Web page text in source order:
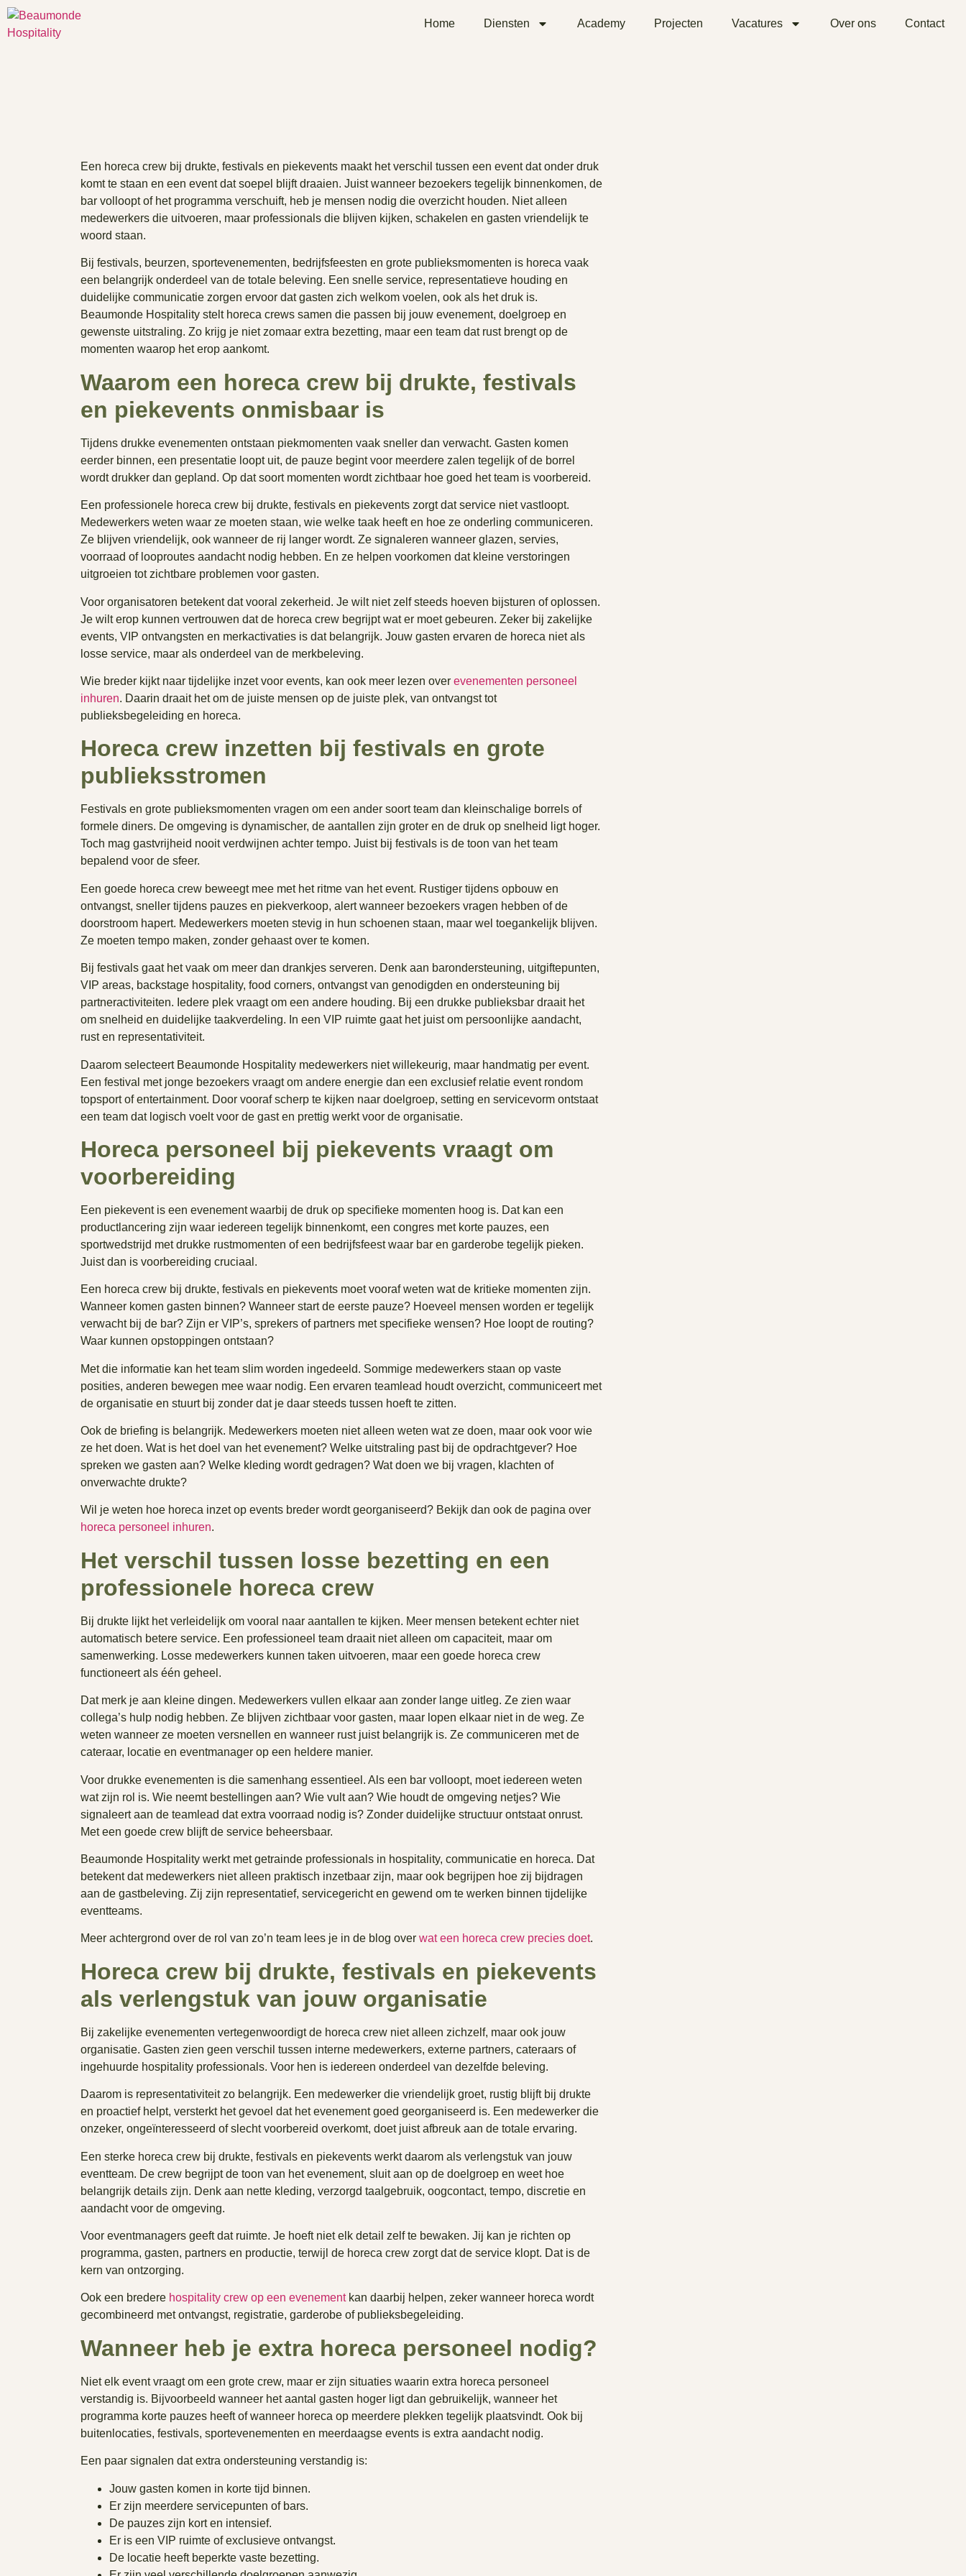
Home Diensten Academy Projecten Vacatures Over ons Contact
Een horeca crew bij drukte, festivals en piekevents maakt het verschil tussen een event dat onder druk
komt te staan en een event dat soepel blijft draaien. Juist wanneer bezoekers tegelijk binnenkomen, de
bar volloopt of het programma verschuift, heb je mensen nodig die overzicht houden. Niet alleen
medewerkers die uitvoeren, maar professionals die blijven kijken, schakelen en gasten vriendelijk te
woord staan.
Bij festivals, beurzen, sportevenementen, bedrijfsfeesten en grote publieksmomenten is horeca vaak
een belangrijk onderdeel van de totale beleving. Een snelle service, representatieve houding en
duidelijke communicatie zorgen ervoor dat gasten zich welkom voelen, ook als het druk is.
Beaumonde Hospitality stelt horeca crews samen die passen bij jouw evenement, doelgroep en
gewenste uitstraling. Zo krijg je niet zomaar extra bezetting, maar een team dat rust brengt op de
momenten waarop het erop aankomt.
Waarom een horeca crew bij drukte, festivals
en piekevents onmisbaar is
Tijdens drukke evenementen ontstaan piekmomenten vaak sneller dan verwacht. Gasten komen
eerder binnen, een presentatie loopt uit, de pauze begint voor meerdere zalen tegelijk of de borrel
wordt drukker dan gepland. Op dat soort momenten wordt zichtbaar hoe goed het team is voorbereid.
Een professionele horeca crew bij drukte, festivals en piekevents zorgt dat service niet vastloopt.
Medewerkers weten waar ze moeten staan, wie welke taak heeft en hoe ze onderling communiceren.
Ze blijven vriendelijk, ook wanneer de rij langer wordt. Ze signaleren wanneer glazen, servies,
voorraad of looproutes aandacht nodig hebben. En ze helpen voorkomen dat kleine verstoringen
uitgroeien tot zichtbare problemen voor gasten.
Voor organisatoren betekent dat vooral zekerheid. Je wilt niet zelf steeds hoeven bijsturen of oplossen.
Je wilt erop kunnen vertrouwen dat de horeca crew begrijpt wat er moet gebeuren. Zeker bij zakelijke
events, VIP ontvangsten en merkactivaties is dat belangrijk. Jouw gasten ervaren de horeca niet als
losse service, maar als onderdeel van de merkbeleving.
Wie breder kijkt naar tijdelijke inzet voor events, kan ook meer lezen over evenementen personeel
inhuren. Daarin draait het om de juiste mensen op de juiste plek, van ontvangst tot
publieksbegeleiding en horeca.
Horeca crew inzetten bij festivals en grote
publieksstromen
Festivals en grote publieksmomenten vragen om een ander soort team dan kleinschalige borrels of
formele diners. De omgeving is dynamischer, de aantallen zijn groter en de druk op snelheid ligt hoger.
Toch mag gastvrijheid nooit verdwijnen achter tempo. Juist bij festivals is de toon van het team
bepalend voor de sfeer.
Een goede horeca crew beweegt mee met het ritme van het event. Rustiger tijdens opbouw en
ontvangst, sneller tijdens pauzes en piekverkoop, alert wanneer bezoekers vragen hebben of de
doorstroom hapert. Medewerkers moeten stevig in hun schoenen staan, maar wel toegankelijk blijven.
Ze moeten tempo maken, zonder gehaast over te komen.
Bij festivals gaat het vaak om meer dan drankjes serveren. Denk aan barondersteuning, uitgiftepunten,
VIP areas, backstage hospitality, food corners, ontvangst van genodigden en ondersteuning bij
partneractiviteiten. Iedere plek vraagt om een andere houding. Bij een drukke publieksbar draait het
om snelheid en duidelijke taakverdeling. In een VIP ruimte gaat het juist om persoonlijke aandacht,
rust en representativiteit.
Daarom selecteert Beaumonde Hospitality medewerkers niet willekeurig, maar handmatig per event.
Een festival met jonge bezoekers vraagt om andere energie dan een exclusief relatie event rondom
topsport of entertainment. Door vooraf scherp te kijken naar doelgroep, setting en servicevorm ontstaat
een team dat logisch voelt voor de gast en prettig werkt voor de organisatie.
Horeca personeel bij piekevents vraagt om
voorbereiding
Een piekevent is een evenement waarbij de druk op specifieke momenten hoog is. Dat kan een
productlancering zijn waar iedereen tegelijk binnenkomt, een congres met korte pauzes, een
sportwedstrijd met drukke rustmomenten of een bedrijfsfeest waar bar en garderobe tegelijk pieken.
Juist dan is voorbereiding cruciaal.
Een horeca crew bij drukte, festivals en piekevents moet vooraf weten wat de kritieke momenten zijn.
Wanneer komen gasten binnen? Wanneer start de eerste pauze? Hoeveel mensen worden er tegelijk
verwacht bij de bar? Zijn er VIP’s, sprekers of partners met specifieke wensen? Hoe loopt de routing?
Waar kunnen opstoppingen ontstaan?
Met die informatie kan het team slim worden ingedeeld. Sommige medewerkers staan op vaste
posities, anderen bewegen mee waar nodig. Een ervaren teamlead houdt overzicht, communiceert met
de organisatie en stuurt bij zonder dat je daar steeds tussen hoeft te zitten.
Ook de briefing is belangrijk. Medewerkers moeten niet alleen weten wat ze doen, maar ook voor wie
ze het doen. Wat is het doel van het evenement? Welke uitstraling past bij de opdrachtgever? Hoe
spreken we gasten aan? Welke kleding wordt gedragen? Wat doen we bij vragen, klachten of
onverwachte drukte?
Wil je weten hoe horeca inzet op events breder wordt georganiseerd? Bekijk dan ook de pagina over
horeca personeel inhuren.
Het verschil tussen losse bezetting en een
professionele horeca crew
Bij drukte lijkt het verleidelijk om vooral naar aantallen te kijken. Meer mensen betekent echter niet
automatisch betere service. Een professioneel team draait niet alleen om capaciteit, maar om
samenwerking. Losse medewerkers kunnen taken uitvoeren, maar een goede horeca crew
functioneert als één geheel.
Dat merk je aan kleine dingen. Medewerkers vullen elkaar aan zonder lange uitleg. Ze zien waar
collega’s hulp nodig hebben. Ze blijven zichtbaar voor gasten, maar lopen elkaar niet in de weg. Ze
weten wanneer ze moeten versnellen en wanneer rust juist belangrijk is. Ze communiceren met de
cateraar, locatie en eventmanager op een heldere manier.
Voor drukke evenementen is die samenhang essentieel. Als een bar volloopt, moet iedereen weten
wat zijn rol is. Wie neemt bestellingen aan? Wie vult aan? Wie houdt de omgeving netjes? Wie
signaleert aan de teamlead dat extra voorraad nodig is? Zonder duidelijke structuur ontstaat onrust.
Met een goede crew blijft de service beheersbaar.
Beaumonde Hospitality werkt met getrainde professionals in hospitality, communicatie en horeca. Dat
betekent dat medewerkers niet alleen praktisch inzetbaar zijn, maar ook begrijpen hoe zij bijdragen
aan de gastbeleving. Zij zijn representatief, servicegericht en gewend om te werken binnen tijdelijke
eventteams.
Meer achtergrond over de rol van zo’n team lees je in de blog over wat een horeca crew precies doet.
Horeca crew bij drukte, festivals en piekevents
als verlengstuk van jouw organisatie
Bij zakelijke evenementen vertegenwoordigt de horeca crew niet alleen zichzelf, maar ook jouw
organisatie. Gasten zien geen verschil tussen interne medewerkers, externe partners, cateraars of
ingehuurde hospitality professionals. Voor hen is iedereen onderdeel van dezelfde beleving.
Daarom is representativiteit zo belangrijk. Een medewerker die vriendelijk groet, rustig blijft bij drukte
en proactief helpt, versterkt het gevoel dat het evenement goed georganiseerd is. Een medewerker die
onzeker, ongeïnteresseerd of slecht voorbereid overkomt, doet juist afbreuk aan de totale ervaring.
Een sterke horeca crew bij drukte, festivals en piekevents werkt daarom als verlengstuk van jouw
eventteam. De crew begrijpt de toon van het evenement, sluit aan op de doelgroep en weet hoe
belangrijk details zijn. Denk aan nette kleding, verzorgd taalgebruik, oogcontact, tempo, discretie en
aandacht voor de omgeving.
Voor eventmanagers geeft dat ruimte. Je hoeft niet elk detail zelf te bewaken. Jij kan je richten op
programma, gasten, partners en productie, terwijl de horeca crew zorgt dat de service klopt. Dat is de
kern van ontzorging.
Ook een bredere hospitality crew op een evenementkan daarbij helpen, zeker wanneer horeca wordt
gecombineerd met ontvangst, registratie, garderobe of publieksbegeleiding.
Wanneer heb je extra horeca personeel nodig?
Niet elk event vraagt om een grote crew, maar er zijn situaties waarin extra horeca personeel
verstandig is. Bijvoorbeeld wanneer het aantal gasten hoger ligt dan gebruikelijk, wanneer het
programma korte pauzes heeft of wanneer horeca op meerdere plekken tegelijk plaatsvindt. Ook bij
buitenlocaties, festivals, sportevenementen en meerdaagse events is extra aandacht nodig.
Een paar signalen dat extra ondersteuning verstandig is:
Jouw gasten komen in korte tijd binnen.
Er zijn meerdere servicepunten of bars.
De pauzes zijn kort en intensief.
Er is een VIP ruimte of exclusieve ontvangst.
De locatie heeft beperkte vaste bezetting.